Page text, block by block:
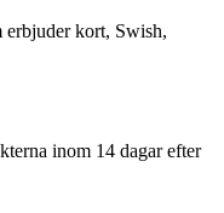
erbjuder kort, Swish,
inom 14 dagar efter